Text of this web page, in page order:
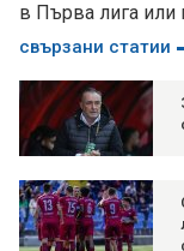
в Първа лига или
свързани статии